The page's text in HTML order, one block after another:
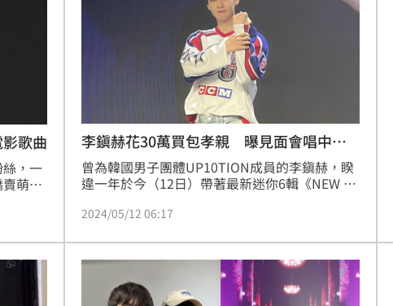
歌曲
，一
萌，
距離
李鎭赫花30萬買包孝親 曝見面會唱中文
歌
曾為韓國男子團體UP10TION成員的李鎭赫，睽
違一年於今（12日）帶著最新迷你6輯《NEW
以及粉絲見面會，事前也先接受媒體訪問，恰逢
意送他花，讓他也有特別傳訊息表達感謝，也說
了首次賺到錢，就買了480萬韓元（約11.3萬元
台幣）的包給媽媽。
2024/05/12 06:17